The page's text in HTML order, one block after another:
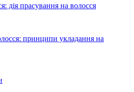
дія прасування на волосся
принципи укладання на